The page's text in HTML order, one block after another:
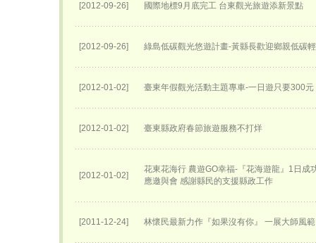
[2012-09-26] 國際地標9月底完工 台東觀光旅遊添新景點
[2012-09-26] 綠島低碳觀光悠遊計畫-黃縣長歡迎鄉親低碳
[2012-01-02] 臺東年假觀光活動主題專車-一日遊只要300元
[2012-01-02] 臺東縣政府春節旅遊服務不打烊
[2012-01-02]
花東花海行 農遊GO幸福-『花海遊龍』1日成
應邀與會 感謝縣民的支援縣政工作
[2011-12-24] 林懷民最新力作『如果沒有你』 一展大師風